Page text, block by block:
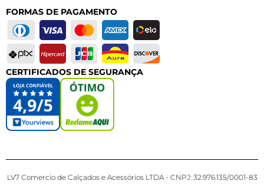
FORMAS DE PAGAMENTO
CERTIFICADOS DE SEGURANÇA
LV7 Comercio de Calçados e Acessórios LTDA - CNPJ: 32.976.135/0001-83